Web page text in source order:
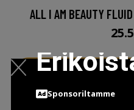
ALL I AM BEAUTY
Sponsoriltamme